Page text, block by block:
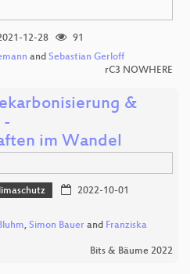
12-28
91
and Sebastian Gerloff
rC3 NOWHERE
&
-
im Wandel
2022-10-01
, Simon Bauer and Franziska
Bits & Bäume 2022